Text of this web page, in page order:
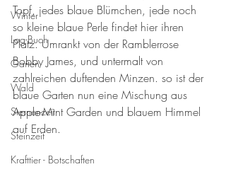
Winter
Log-Buch
Garten
Wald
Sternenzeit
Steinzeit
Krafttier - Botschaften
Topf, jedes blaue Blümchen, jede noch
so kleine blaue Perle findet hier ihren
Platz. Umrankt von der Ramblerrose
Bobby James, und untermalt von
zahlreichen duftenden Minzen. so ist der
blaue Garten nun eine Mischung aus
Apple-Mint Garden und blauem Himmel
auf Erden.